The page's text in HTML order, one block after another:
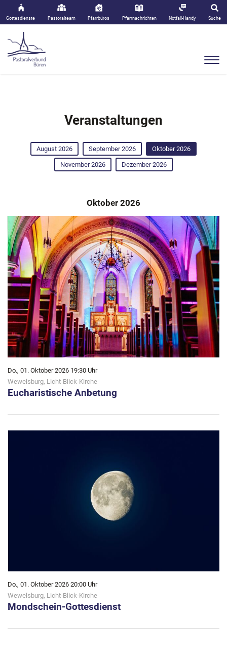
Gottesdienste Pastoralteam Pfarrbüros Pfarrnachrichten Notfall-Handy Suche
Veranstaltungen
August 2026 September 2026 Oktober 2026
November 2026 Dezember 2026
Oktober 2026
Do., 01. Oktober 2026 19:30 Uhr
Wewelsburg, Licht-Blick-Kirche
Eucharistische Anbetung
Do., 01. Oktober 2026 20:00 Uhr
Wewelsburg, Licht-Blick-Kirche
Mondschein-Gottesdienst